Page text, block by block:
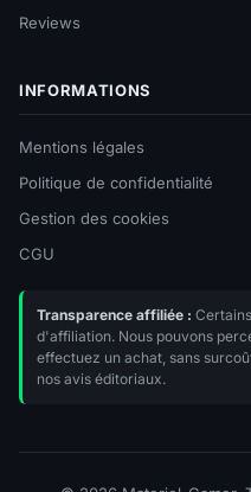
Reviews
INFORMATIONS
Mentions légales
Politique de confidentialité
Gestion des cookies
CGU
Transparence affiliée :
d'affiliation. Nous pouvons
effectuez un achat, sans
nos avis éditoriaux.